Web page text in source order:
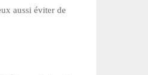
aussi éviter de